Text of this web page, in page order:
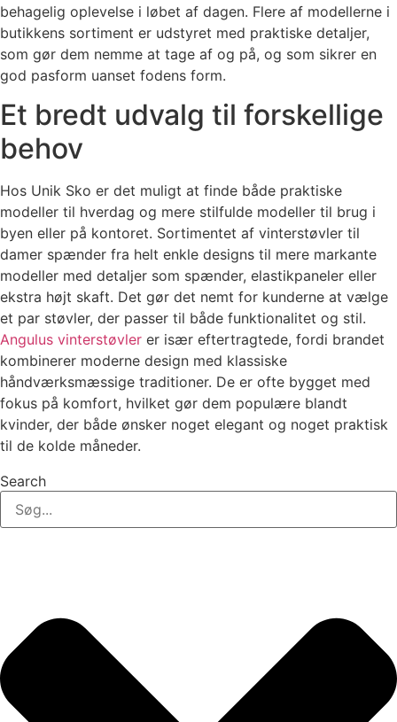
behagelig oplevelse i løbet af dagen. Flere af modellerne i
butikkens sortiment er udstyret med praktiske detaljer,
som gør dem nemme at tage af og på, og som sikrer en
god pasform uanset fodens form.
Et bredt udvalg til forskellige
behov
Hos Unik Sko er det muligt at finde både praktiske
modeller til hverdag og mere stilfulde modeller til brug i
byen eller på kontoret. Sortimentet af vinterstøvler til
damer spænder fra helt enkle designs til mere markante
modeller med detaljer som spænder, elastikpaneler eller
ekstra højt skaft. Det gør det nemt for kunderne at vælge
et par støvler, der passer til både funktionalitet og stil.
Angulus vinterstøvler er især eftertragtede, fordi brandet
kombinerer moderne design med klassiske
håndværksmæssige traditioner. De er ofte bygget med
fokus på komfort, hvilket gør dem populære blandt
kvinder, der både ønsker noget elegant og noget praktisk
til de kolde måneder.
Search